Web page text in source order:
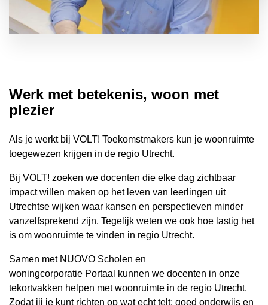
Werk met betekenis, woon met
plezier
Als je werkt bij VOLT! Toekomstmakers kun je woonruimte
toegewezen krijgen in de regio Utrecht.
Bij VOLT! zoeken we docenten die elke dag zichtbaar
impact willen maken op het leven van leerlingen uit
Utrechtse wijken waar kansen en perspectieven minder
vanzelfsprekend zijn. Tegelijk weten we ook hoe lastig het
is om woonruimte te vinden in regio Utrecht.
Samen met NUOVO Scholen en
woningcorporatie Portaal kunnen we docenten in onze
tekortvakken helpen met woonruimte in de regio Utrecht.
Zodat jij je kunt richten op wat echt telt: goed onderwijs en